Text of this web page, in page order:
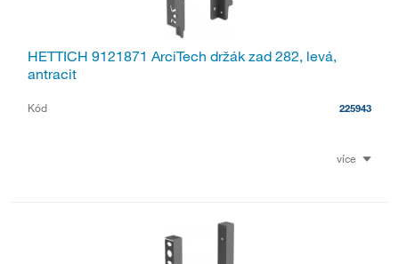
HETTICH 9121871 ArciTech držák zad 282, levá,
antracit
Kód 225943
více